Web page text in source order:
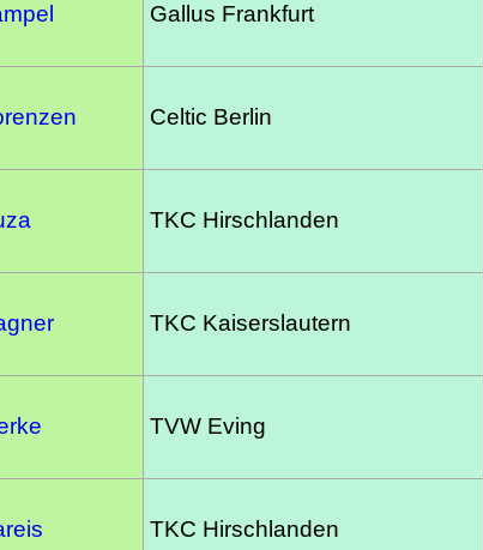
Gallus Frankfurt
Celtic Berlin
TKC Hirschlanden
TKC Kaiserslautern
TVW Eving
TKC Hirschlanden